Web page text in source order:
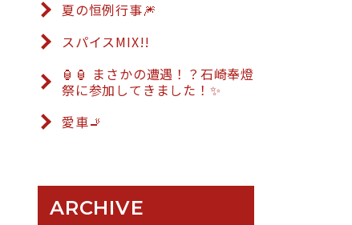
夏の恒例行事🎆
スパイスMIX!!
🏮🏮 まさかの遭遇！？石崎奉燈
祭に参加してきました！✨
愛車🚬
ARCHIVE